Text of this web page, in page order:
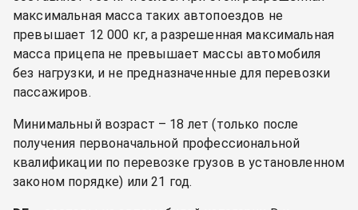
максимальная масса таких автопоездов не
превышает 12 000 кг, а разрешенная максимальная
масса прицепа не превышает массы автомобиля
без нагрузки, и не предназначенные для перевозки
пассажиров.
Минимальный возраст – 18 лет (только после
получения первоначальной профессиональной
квалификации по перевозке грузов в установленном
законом порядке) или 21 год.